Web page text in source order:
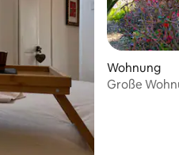
5, 186 BewertungenWohnung
Große